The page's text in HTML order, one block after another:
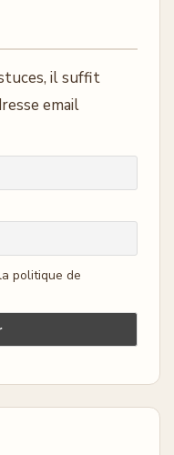
il suffit
email
politique de